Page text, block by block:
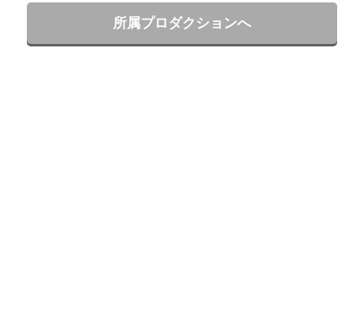
所属プロダクションへ